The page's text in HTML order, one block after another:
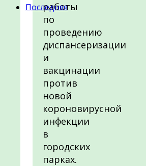
работы
по
проведению
диспансеризации
и
вакцинации
против
новой
короновирусной
инфекции
в
городских
парках.
Последняя